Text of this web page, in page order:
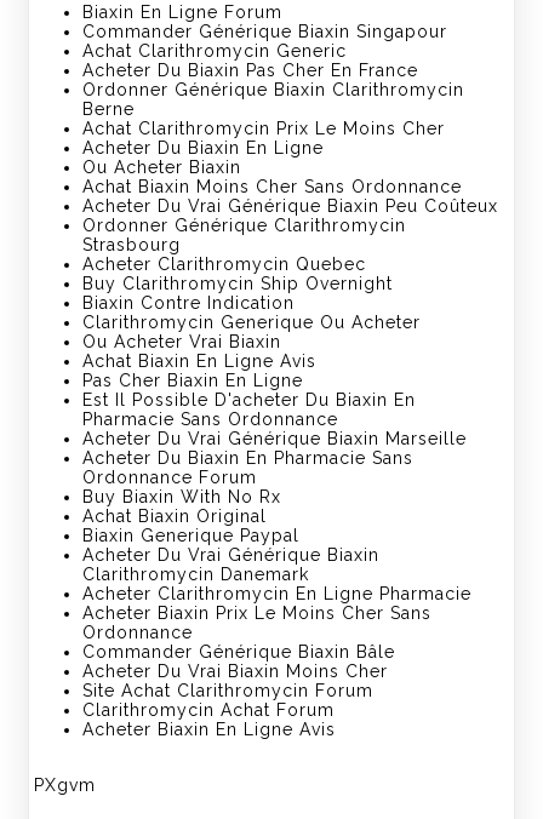
Biaxin En Ligne Forum
Commander Générique Biaxin Singapour
Achat Clarithromycin Generic
Acheter Du Biaxin Pas Cher En France
Ordonner Générique Biaxin Clarithromycin
Berne
Achat Clarithromycin Prix Le Moins Cher
Acheter Du Biaxin En Ligne
Ou Acheter Biaxin
Achat Biaxin Moins Cher Sans Ordonnance
Acheter Du Vrai Générique Biaxin Peu Coûteux
Ordonner Générique Clarithromycin
Strasbourg
Acheter Clarithromycin Quebec
Buy Clarithromycin Ship Overnight
Biaxin Contre Indication
Clarithromycin Generique Ou Acheter
Ou Acheter Vrai Biaxin
Achat Biaxin En Ligne Avis
Pas Cher Biaxin En Ligne
Est Il Possible D'acheter Du Biaxin En
Pharmacie Sans Ordonnance
Acheter Du Vrai Générique Biaxin Marseille
Acheter Du Biaxin En Pharmacie Sans
Ordonnance Forum
Buy Biaxin With No Rx
Achat Biaxin Original
Biaxin Generique Paypal
Acheter Du Vrai Générique Biaxin
Clarithromycin Danemark
Acheter Clarithromycin En Ligne Pharmacie
Acheter Biaxin Prix Le Moins Cher Sans
Ordonnance
Commander Générique Biaxin Bâle
Acheter Du Vrai Biaxin Moins Cher
Site Achat Clarithromycin Forum
Clarithromycin Achat Forum
Acheter Biaxin En Ligne Avis
PXgvm